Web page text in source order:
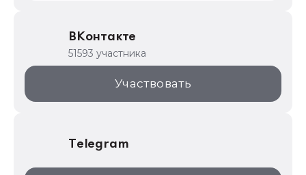
1С:Торговая площадка
ВКонтакте
51593 участника
Участвовать
Telegram